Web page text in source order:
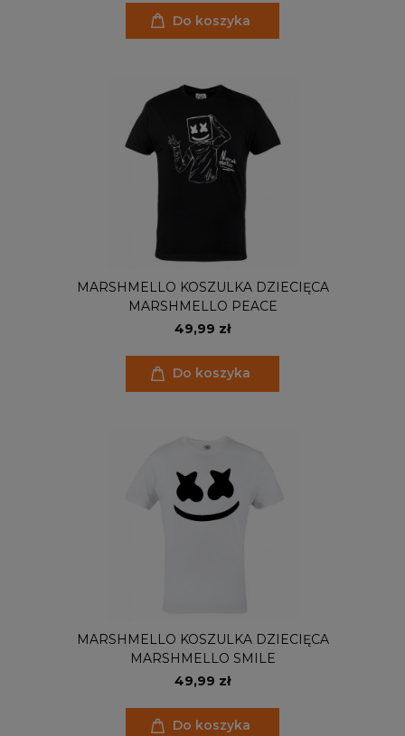
Do koszyka
MARSHMELLO KOSZULKA DZIECIĘCA
MARSHMELLO PEACE
49,99 zł
Do koszyka
MARSHMELLO KOSZULKA DZIECIĘCA
MARSHMELLO SMILE
49,99 zł
Do koszyka